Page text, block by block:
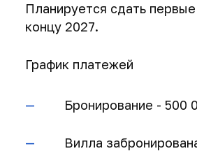
Планируется сдать
концу 2027.
График платежей
Бронирование - 500
Вилла